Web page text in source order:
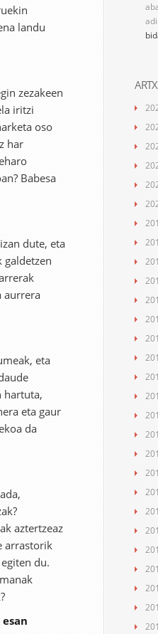
landu
zezakeen
iritzi
oso
har
Babesa
dute, eta
galdetzen
aurrera
eta
hartuta,
eta gaur
da
aztertzeaz
arrastorik
du.